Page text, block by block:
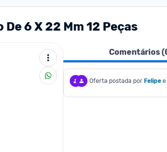
6 X 22 Mm 12 Peças
Comentários (
Oferta postada por Felipe